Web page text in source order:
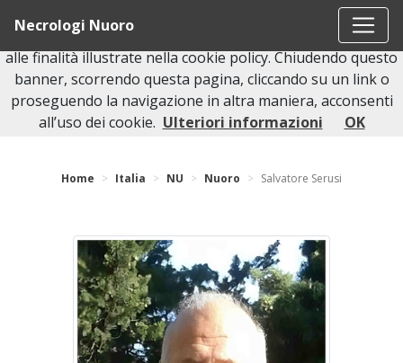
Necrologi Nuoro
Torna indietro
Home Italia NU Nuoro Salvatore Serusi
Questo sito o gli strumenti terzi da questo utilizzati si
avvalgono di cookie necessari al funzionamento ed utili
alle finalità illustrate nella cookie policy. Chiudendo questo
banner, scorrendo questa pagina, cliccando su un link o
proseguendo la navigazione in altra maniera, acconsenti
all’uso dei cookie. Ulteriori informazioni OK